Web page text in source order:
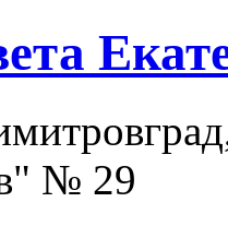
№ 29